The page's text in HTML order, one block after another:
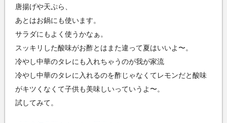
唐揚げや天ぷら、
あとはお鍋にも使います。
サラダにもよく使うかなぁ。
スッキリした酸味がお酢とはまた違って夏はいいよ〜。
冷やし中華のタレにも入れちゃうのが我が家流
冷やし中華のタレに入れるのを酢じゃなくてレモンだと酸味
がキツくなくて子供も美味しいっていうよ〜。
試してみて。